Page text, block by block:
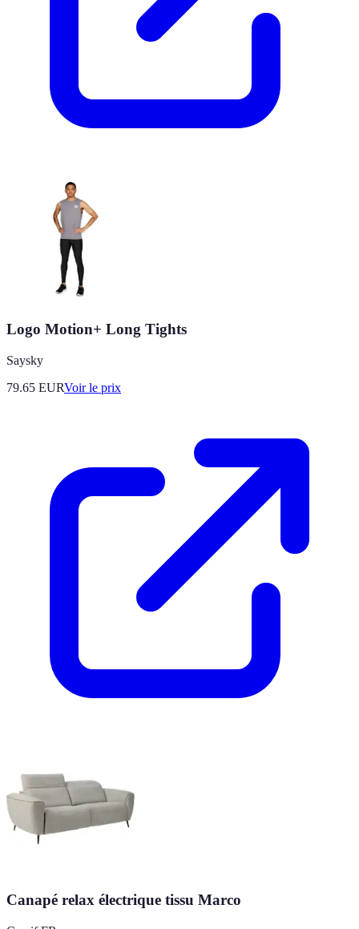
Logo Motion+ Long Tights
Saysky
79.65 EURVoir le prix
Canapé relax électrique tissu Marco